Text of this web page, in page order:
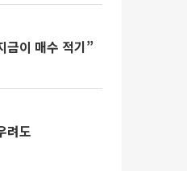
금이 매수 적기”
려도